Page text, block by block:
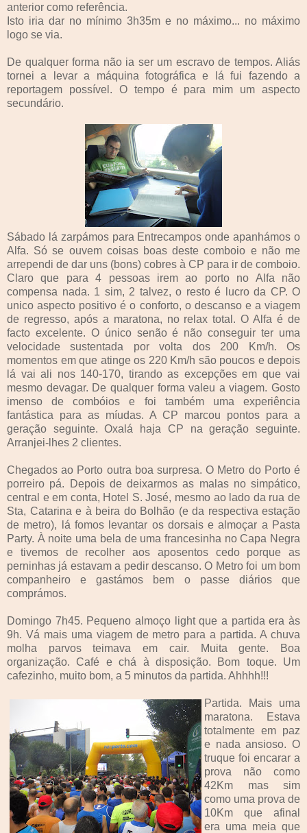
anterior como referência.
Isto iria dar no mínimo 3h35m e no máximo... no máximo
logo se via.
De qualquer forma não ia ser um escravo de tempos. Aliás
tornei a levar a máquina fotográfica e lá fui fazendo a
reportagem possível. O tempo é para mim um aspecto
secundário.
Sábado lá zarpámos para Entrecampos onde apanhámos o
Alfa. Só se ouvem coisas boas deste comboio e não me
arrependi de dar uns (bons) cobres à CP para ir de comboio.
Claro que para 4 pessoas irem ao porto no Alfa não
compensa nada. 1 sim, 2 talvez, o resto é lucro da CP. O
unico aspecto positivo é o conforto, o descanso e a viagem
de regresso, após a maratona, no relax total. O Alfa é de
facto excelente. O único senão é não conseguir ter uma
velocidade sustentada por volta dos 200 Km/h. Os
momentos em que atinge os 220 Km/h são poucos e depois
lá vai ali nos 140-170, tirando as excepções em que vai
mesmo devagar. De qualquer forma valeu a viagem. Gosto
imenso de combóios e foi também uma experiência
fantástica para as míudas. A CP marcou pontos para a
geração seguinte. Oxalá haja CP na geração seguinte.
Arranjei-lhes 2 clientes.
Chegados ao Porto outra boa surpresa. O Metro do Porto é
porreiro pá. Depois de deixarmos as malas no simpático,
central e em conta, Hotel S. José, mesmo ao lado da rua de
Sta, Catarina e à beira do Bolhão (e da respectiva estação
de metro), lá fomos levantar os dorsais e almoçar a Pasta
Party. À noite uma bela de uma francesinha no Capa Negra
e tivemos de recolher aos aposentos cedo porque as
perninhas já estavam a pedir descanso. O Metro foi um bom
companheiro e gastámos bem o passe diários que
comprámos.
Domingo 7h45. Pequeno almoço light que a partida era às
9h. Vá mais uma viagem de metro para a partida. A chuva
molha parvos teimava em cair. Muita gente. Boa
organização. Café e chá à disposição. Bom toque. Um
cafezinho, muito bom, a 5 minutos da partida. Ahhhh!!!
Partida. Mais uma
maratona. Estava
totalmente em paz
e nada ansioso. O
truque foi encarar a
prova não como
42Km mas sim
como uma prova de
10Km que afinal
era uma meia que